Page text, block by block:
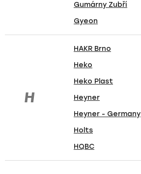
Gumárny Zubří
Gyeon
H
HAKR Brno
Heko
Heko Plast
Heyner
Heyner - Germany
Holts
HQBC